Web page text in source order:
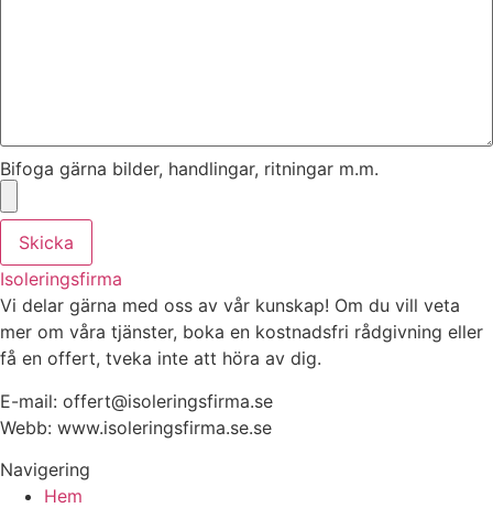
Bifoga gärna bilder, handlingar, ritningar m.m.
Skicka
Isoleringsfirma
Vi delar gärna med oss av vår kunskap! Om du vill veta
mer om våra tjänster, boka en kostnadsfri rådgivning eller
få en offert, tveka inte att höra av dig.
E-mail: offert@isoleringsfirma.se
Webb: www.isoleringsfirma.se.se
Navigering
Hem